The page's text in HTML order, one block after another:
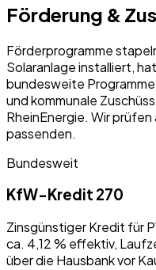
Förderung &
Förderprogramme
Solaranlage installiert,
bundesweite
und kommunale
RheinEnergie. Wir
passenden.
Bundesweit
KfW-Kredit 270
Zinsgünstiger Kredit für
ca. 4,12 % effektiv,
über die Hausbank vor